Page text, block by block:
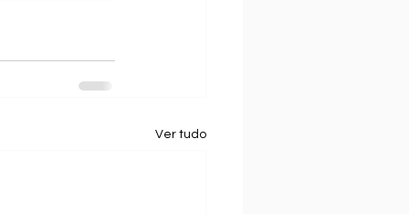
Ver tudo